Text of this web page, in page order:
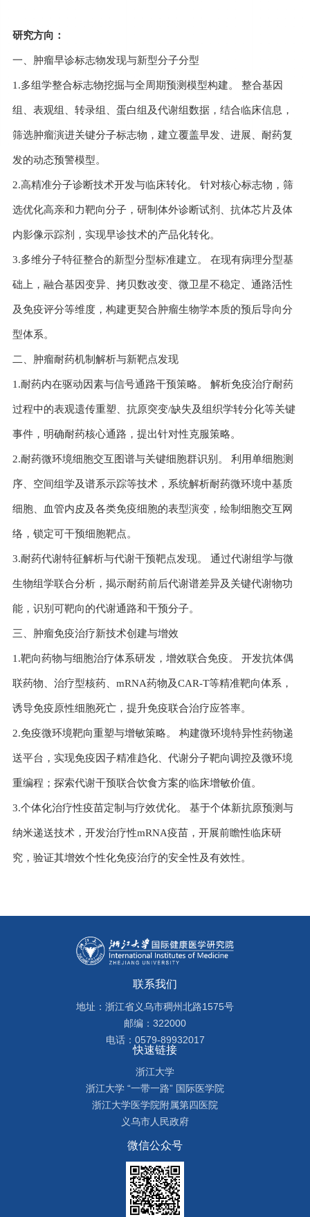
研究方向：
一、肿瘤早诊标志物发现与新型分子分型
1.多组学整合标志物挖掘与全周期预测模型构建。 整合基因
组、表观组、转录组、蛋白组及代谢组数据，结合临床信息，
筛选肿瘤演进关键分子标志物，建立覆盖早发、进展、耐药复
发的动态预警模型。
2.高精准分子诊断技术开发与临床转化。 针对核心标志物，筛
选优化高亲和力靶向分子，研制体外诊断试剂、抗体芯片及体
内影像示踪剂，实现早诊技术的产品化转化。
3.多维分子特征整合的新型分型标准建立。 在现有病理分型基
础上，融合基因变异、拷贝数改变、微卫星不稳定、通路活性
及免疫评分等维度，构建更契合肿瘤生物学本质的预后导向分
型体系。
二、肿瘤耐药机制解析与新靶点发现
1.耐药内在驱动因素与信号通路干预策略。 解析免疫治疗耐药
过程中的表观遗传重塑、抗原突变/缺失及组织学转分化等关键
事件，明确耐药核心通路，提出针对性克服策略。
2.耐药微环境细胞交互图谱与关键细胞群识别。 利用单细胞测
序、空间组学及谱系示踪等技术，系统解析耐药微环境中基质
细胞、血管内皮及各类免疫细胞的表型演变，绘制细胞交互网
络，锁定可干预细胞靶点。
3.耐药代谢特征解析与代谢干预靶点发现。 通过代谢组学与微
生物组学联合分析，揭示耐药前后代谢谱差异及关键代谢物功
能，识别可靶向的代谢通路和干预分子。
三、肿瘤免疫治疗新技术创建与增效
1.靶向药物与细胞治疗体系研发，增效联合免疫。 开发抗体偶
联药物、治疗型核药、mRNA药物及CAR-T等精准靶向体系，
诱导免疫原性细胞死亡，提升免疫联合治疗应答率。
2.免疫微环境靶向重塑与增敏策略。 构建微环境特异性药物递
送平台，实现免疫因子精准趋化、代谢分子靶向调控及微环境
重编程；探索代谢干预联合饮食方案的临床增敏价值。
3.个体化治疗性疫苗定制与疗效优化。 基于个体新抗原预测与
纳米递送技术，开发治疗性mRNA疫苗，开展前瞻性临床研
究，验证其增效个性化免疫治疗的安全性及有效性。
联系我们
地址：浙江省义乌市稠州北路1575号
邮编：322000
电话：0579-89932017
快速链接
浙江大学
浙江大学 “一带一路” 国际医学院
浙江大学医学院附属第四医院
义乌市人民政府
微信公众号